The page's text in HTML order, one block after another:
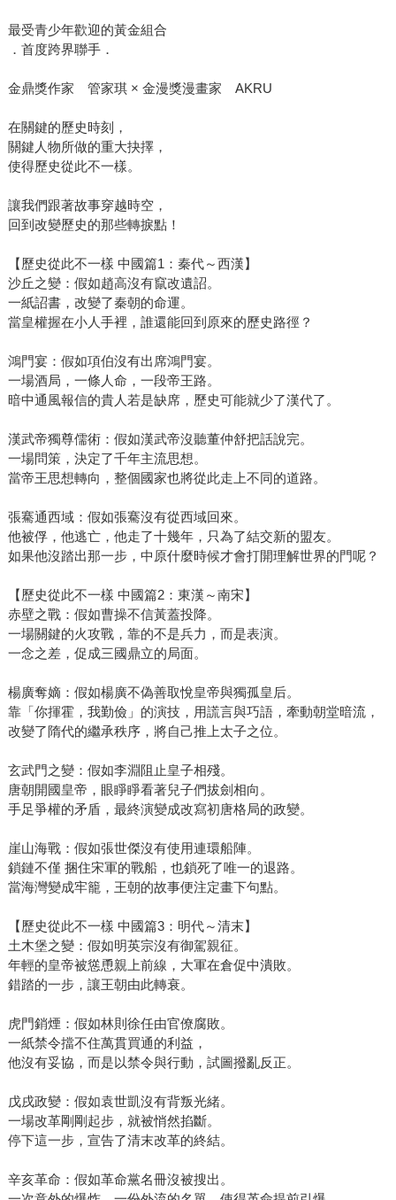
最受青少年歡迎的黃金組合
．首度跨界聯手．
金鼎獎作家 管家琪 × 金漫獎漫畫家 AKRU
在關鍵的歷史時刻，
關鍵人物所做的重大抉擇，
使得歷史從此不一樣。
讓我們跟著故事穿越時空，
回到改變歷史的那些轉捩點！
【歷史從此不一樣 中國篇1：秦代～西漢】
沙丘之變：假如趙高沒有竄改遺詔。
一紙詔書，改變了秦朝的命運。
當皇權握在小人手裡，誰還能回到原來的歷史路徑？
鴻門宴：假如項伯沒有出席鴻門宴。
一場酒局，一條人命，一段帝王路。
暗中通風報信的貴人若是缺席，歷史可能就少了漢代了。
漢武帝獨尊儒術：假如漢武帝沒聽董仲舒把話說完。
一場問策，決定了千年主流思想。
當帝王思想轉向，整個國家也將從此走上不同的道路。
張騫通西域：假如張騫沒有從西域回來。
他被俘，他逃亡，他走了十幾年，只為了結交新的盟友。
如果他沒踏出那一步，中原什麼時候才會打開理解世界的門呢？
【歷史從此不一樣 中國篇2：東漢～南宋】
赤壁之戰：假如曹操不信黃蓋投降。
一場關鍵的火攻戰，靠的不是兵力，而是表演。
一念之差，促成三國鼎立的局面。
楊廣奪嫡：假如楊廣不偽善取悅皇帝與獨孤皇后。
靠「你揮霍，我勤儉」的演技，用謊言與巧語，牽動朝堂暗流，
改變了隋代的繼承秩序，將自己推上太子之位。
玄武門之變：假如李淵阻止皇子相殘。
唐朝開國皇帝，眼睜睜看著兒子們拔劍相向。
手足爭權的矛盾，最終演變成改寫初唐格局的政變。
崖山海戰：假如張世傑沒有使用連環船陣。
鎖鏈不僅 捆住宋軍的戰船，也鎖死了唯一的退路。
當海灣變成牢籠，王朝的故事便注定畫下句點。
【歷史從此不一樣 中國篇3：明代～清末】
土木堡之變：假如明英宗沒有御駕親征。
年輕的皇帝被慫恿親上前線，大軍在倉促中潰敗。
錯踏的一步，讓王朝由此轉衰。
虎門銷煙：假如林則徐任由官僚腐敗。
一紙禁令擋不住萬貫買通的利益，
他沒有妥協，而是以禁令與行動，試圖撥亂反正。
戊戌政變：假如袁世凱沒有背叛光緒。
一場改革剛剛起步，就被悄然掐斷。
停下這一步，宣告了清末改革的終結。
辛亥革命：假如革命黨名冊沒被搜出。